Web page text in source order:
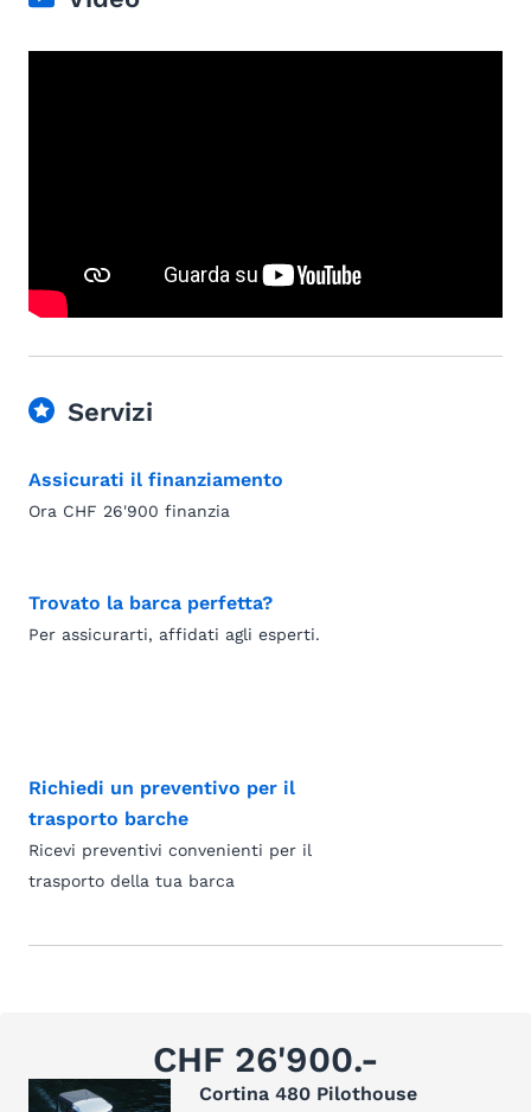
Servizi
Assicurati il finanziamento
Ora CHF 26'900 finanzia
Trovato la barca perfetta?
Per assicurarti, affidati agli esperti.
Richiedi un preventivo per il
trasporto barche
Ricevi preventivi convenienti per il
trasporto della tua barca
CHF 26'900.-
Cortina 480 Pilothouse